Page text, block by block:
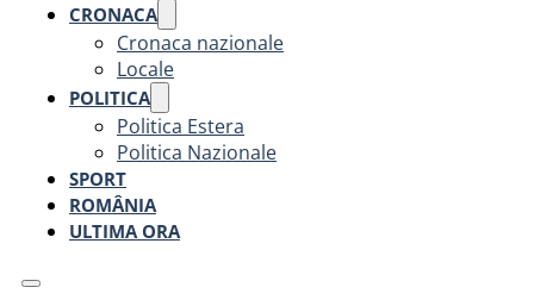
CRONACA
Cronaca nazionale
Locale
POLITICA
Politica Estera
Politica Nazionale
SPORT
ROMÂNIA
ULTIMA ORA